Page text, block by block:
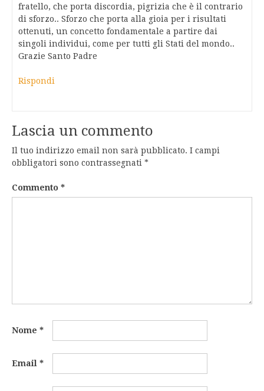
fratello, che porta discordia, pigrizia che è il contrario
di sforzo.. Sforzo che porta alla gioia per i risultati
ottenuti, un concetto fondamentale a partire dai
singoli individui, come per tutti gli Stati del mondo..
Grazie Santo Padre
Rispondi
Lascia un commento
Il tuo indirizzo email non sarà pubblicato. I campi
obbligatori sono contrassegnati *
Commento *
Nome *
Email *